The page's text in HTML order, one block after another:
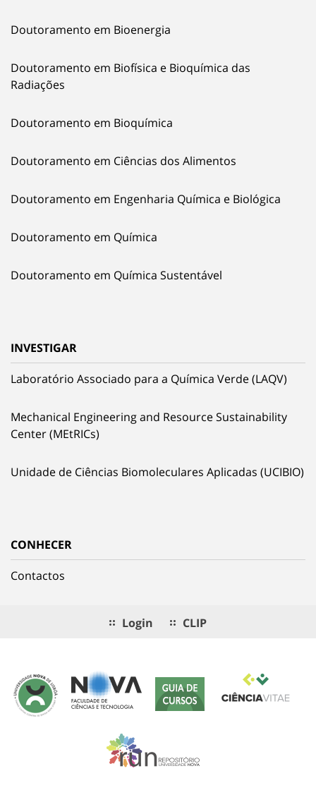
Doutoramento em Bioenergia
Doutoramento em Biofísica e Bioquímica das
Radiações
Doutoramento em Bioquímica
Doutoramento em Ciências dos Alimentos
Doutoramento em Engenharia Química e Biológica
Doutoramento em Química
Doutoramento em Química Sustentável
INVESTIGAR
Laboratório Associado para a Química Verde (LAQV)
Mechanical Engineering and Resource Sustainability
Center (MEtRICs)
Unidade de Ciências Biomoleculares Aplicadas (UCIBIO)
CONHECER
Contactos
Login CLIP